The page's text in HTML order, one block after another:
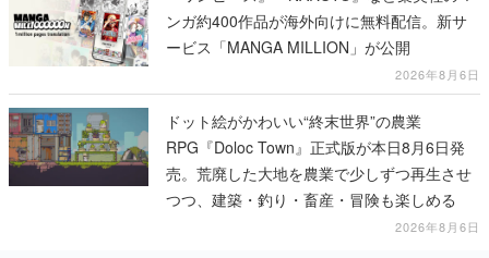
ンガ約400作品が海外向けに無料配信。新サ
ービス「MANGA MILLION」が公開
2026年8月6日
ドット絵がかわいい“終末世界”の農業
RPG『Doloc Town』正式版が本日8月6日発
売。荒廃した大地を農業で少しずつ再生させ
つつ、建築・釣り・畜産・冒険も楽しめる
2026年8月6日